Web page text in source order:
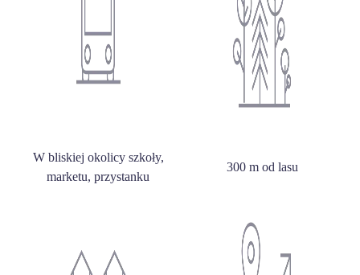
W bliskiej okolicy szkoły,
marketu, przystanku
300 m od lasu